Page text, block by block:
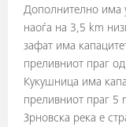
Дополнително има
наоѓа на 3,5 km
зафат има
преливниот праг
Кукушница има
преливниот праг 5
Зрновска река е